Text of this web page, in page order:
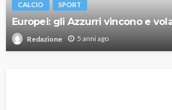
CALCIO SPORT
Europei: gli Azzurri vincono e
Redazione 5 anni ago